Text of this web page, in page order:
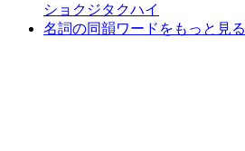
ショクジタクハイ
名詞の同韻ワードをもっと見る